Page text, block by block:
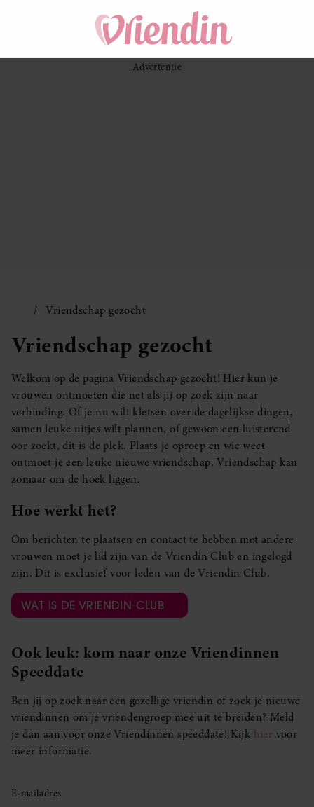
Vriendschap gezocht
Vriendschap gezocht
Welkom op de pagina Vriendschap gezocht! Hier kun je
vrouwen ontmoeten die net als jij op zoek zijn naar
verbinding. Of je nu wilt kletsen over de dagelijkse dingen,
samen leuke uitjes wilt plannen, of gewoon een luisterend
oor zoekt, dit is de plek. Plaats je oproep en wie weet
ontmoet je een leuke nieuwe vriendschap. Vriendschap kan
zomaar om de hoek liggen.
Hoe werkt het?
Om berichten te plaatsen en contact te hebben met andere
vrouwen moet je lid zijn van de Vriendin Club en ingelogd
zijn. Dit is exclusief voor leden van de Vriendin Club.
WAT IS DE VRIENDIN CLUB
Ook leuk: kom naar onze Vriendinnen
Speeddate
Ben jij op zoek naar een gezellige vriendin of zoek je nieuwe
vriendinnen om je vriendengroep mee uit te breiden? Meld
je dan aan voor onze Vriendinnen speeddate! Kijk hier voor
meer informatie.
E-mailadres